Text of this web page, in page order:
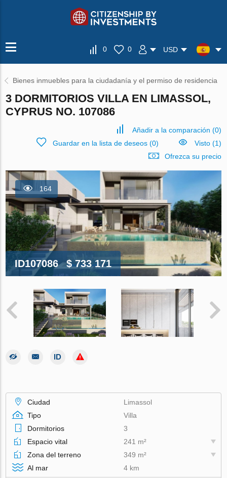
0 0 USD
Bienes inmuebles para la ciudadanía y el permiso de residencia
3 DORMITORIOS VILLA EN LIMASSOL,
CYPRUS NO. 107086
Añadir a la comparación (0)
Guardar en la lista de deseos(0)
Visto (1)
Ofrezca su precio
164
ID107086 $ 733 171
Ciudad
Limassol
Tipo
Villa
Dormitorios
3
Espacio vital
241 m²
Zona del terreno
349 m²
Al mar
4 km